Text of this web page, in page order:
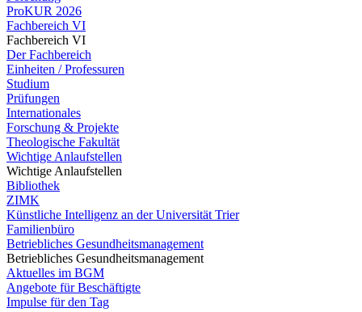
ProKUR 2026
Fachbereich VI
Fachbereich VI
Der Fachbereich
Einheiten / Professuren
Studium
Prüfungen
Internationales
Forschung & Projekte
Theologische Fakultät
Wichtige Anlaufstellen
Wichtige Anlaufstellen
Bibliothek
ZIMK
Künstliche Intelligenz an der Universität Trier
Familienbüro
Betriebliches Gesundheitsmanagement
Betriebliches Gesundheitsmanagement
Aktuelles im BGM
Angebote für Beschäftigte
Impulse für den Tag